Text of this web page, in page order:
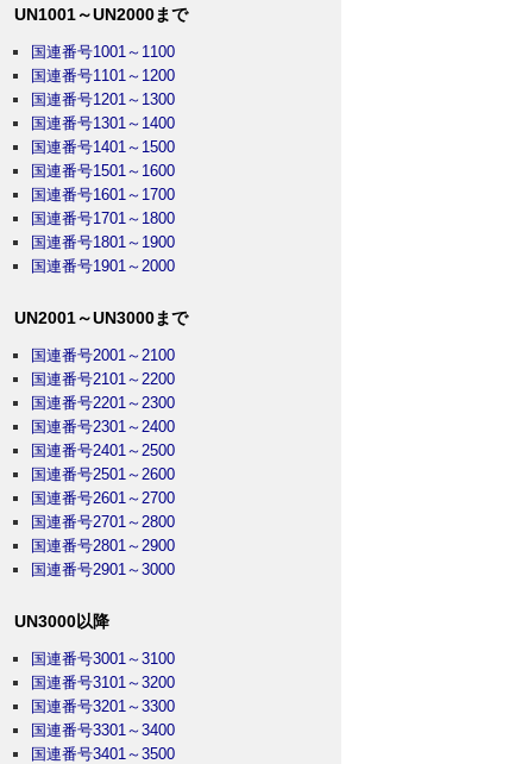
UN1001～UN2000まで
国連番号1001～1100
国連番号1101～1200
国連番号1201～1300
国連番号1301～1400
国連番号1401～1500
国連番号1501～1600
国連番号1601～1700
国連番号1701～1800
国連番号1801～1900
国連番号1901～2000
UN2001～UN3000まで
国連番号2001～2100
国連番号2101～2200
国連番号2201～2300
国連番号2301～2400
国連番号2401～2500
国連番号2501～2600
国連番号2601～2700
国連番号2701～2800
国連番号2801～2900
国連番号2901～3000
UN3000以降
国連番号3001～3100
国連番号3101～3200
国連番号3201～3300
国連番号3301～3400
国連番号3401～3500